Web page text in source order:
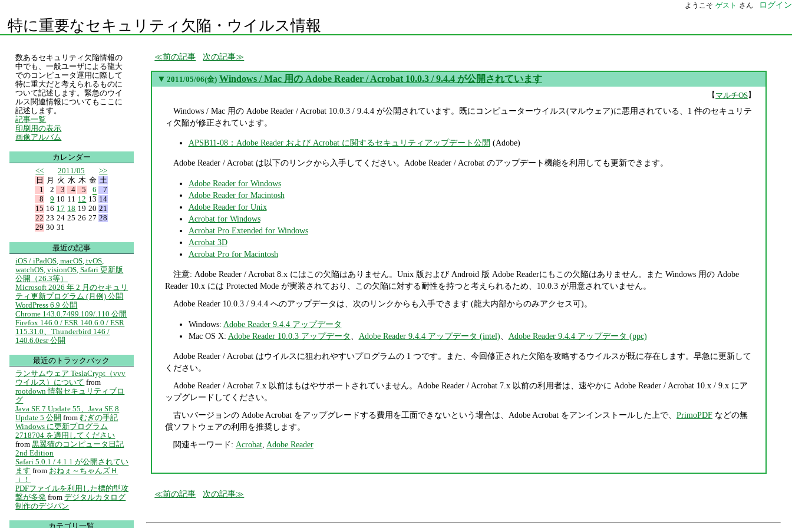
ようこそ ゲスト さん ログイン
特に重要なセキュリティ欠陥・ウイルス情報
前の記事 次の記事
▼ 2011/05/06(金) Windows / Mac 用の Adobe Reader / Acrobat 10.0.3 / 9.4.4 が公開されています
【マルチOS】
Windows / Mac 用の Adobe Reader / Acrobat 10.0.3 / 9.4.4 が公開されています。既にコンピューターウイルス(マルウェア)に悪用されている、1 件のセキュリテ
ィ欠陥が修正されています。
APSB11-08：Adobe Reader および Acrobat に関するセキュリティアップデート公開 (Adobe)
Adobe Reader / Acrobat は以下のリンクから入手してください。Adobe Reader / Acrobat のアップデート機能を利用しても更新できます。
Adobe Reader for Windows
Adobe Reader for Macintosh
Adobe Reader for Unix
Acrobat for Windows
Acrobat Pro Extended for Windows
Acrobat 3D
Acrobat Pro for Macintosh
注意: Adobe Reader / Acrobat 8.x にはこの欠陥はありません。Unix 版および Android 版 Adobe Readerにもこの欠陥はありません。また Windows 用の Adobe
Reader 10.x には Protected Mode が実装されており、この欠陥に対する耐性を持つと考えられるため、10.0.3 が用意されていません。
Adobe Reader 10.0.3 / 9.4.4 へのアップデータは、次のリンクからも入手できます (龍大内部からのみアクセス可)。
Windows: Adobe Reader 9.4.4 アップデータ
Mac OS X: Adobe Reader 10.0.3 アップデータ Adobe Reader 9.4.4 アップデータ (intel) Adobe Reader 9.4.4 アップデータ (ppc)
Adobe Reader / Acrobat はウイルスに狙われやすいプログラムの 1 つです。また、今回修正された欠陥を攻略するウイルスが既に存在します。早急に更新して
ください。
Adobe Reader / Acrobat 7.x 以前はもはやサポートされていません。Adobe Reader / Acrobat 7.x 以前の利用者は、速やかに Adobe Reader / Acrobat 10.x / 9.x にア
ップグレードしてください。
古いバージョンの Adobe Acrobat をアップグレードする費用を工面できないという場合は、Adobe Acrobat をアンインストールした上で、 PrimoPDFなどの無
償ソフトウェアの利用を推奨します。
関連キーワード: Acrobat, Adobe Reader
前の記事 次の記事
数あるセキュリティ欠陥情報の
中でも、一般ユーザによる龍大
でのコンピュータ運用に際して
特に重大だと考えられるものに
ついて記述します。緊急のウイ
ルス関連情報についてもここに
記述します。
記事一覧
印刷用の表示
画像アルバム
カレンダー
<<
2011/05
>>
日
月 火 水 木 金 土
1
2 3 4 5 6
7
8
9 10 11 12 13 14
15 16 17 18 19 20 21
22 23 24 25 26 27 28
29 30 31
最近の記事
iOS / iPadOS, macOS, tvOS,
watchOS, visionOS, Safari 更新版
公開（26.3等）
Microsoft 2026 年 2 月のセキュリ
ティ更新プログラム (月例) 公開
WordPress 6.9 公開
Chrome 143.0.7499.109/.110 公開
Firefox 146.0 / ESR 140.6.0 / ESR
115.31.0、Thunderbird 146 /
140.6.0esr 公開
最近のトラックバック
ランサムウェア TeslaCrypt（vvv
ウイルス）について from
rootdown 情報セキュリティブロ
グ
Java SE 7 Update 55、Java SE 8
Update 5 公開 from むぎの手記
Windows に更新プログラム
2718704 を適用してください
from 黒翼猫のコンピュータ日記
2nd Edition
Safari 5.0.1 / 4.1.1 が公開されてい
ます from おねぇ～ちゃんズＨ
ｉ！
PDFファイルを利用した標的型攻
撃が多発 from デジタルカタログ
制作のデジパン
カテゴリ一覧